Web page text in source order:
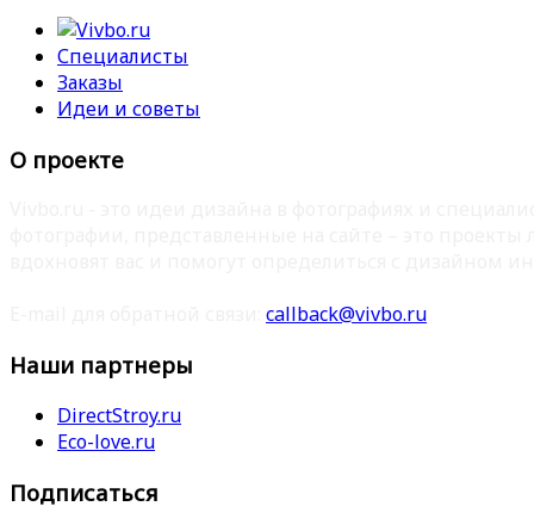
Специалисты
Заказы
Идеи и советы
О проекте
callback@vivbo.ru
Наши партнеры
DirectStroy.ru
Eco-love.ru
Подписаться